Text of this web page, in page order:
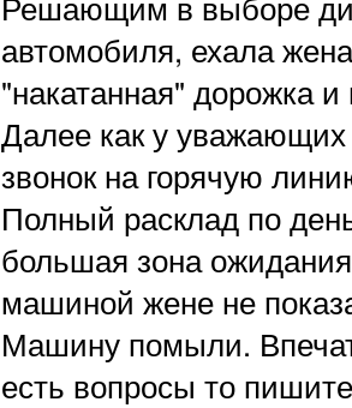
автомобиля, ехала
"накатанная" дорожка
Далее как у
звонок на горячую
Полный расклад по
большая зона
машиной жене не
Машину помыли.
есть вопросы то